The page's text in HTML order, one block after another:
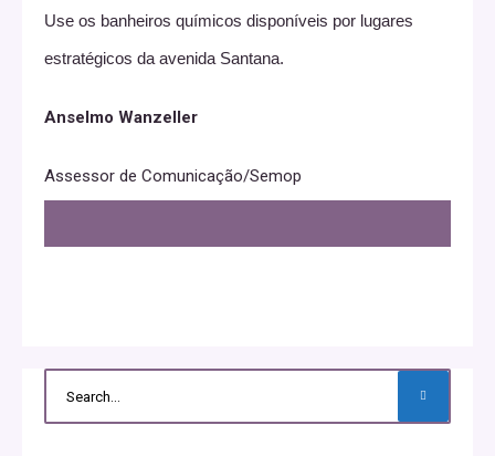
Use os banheiros químicos disponíveis por lugares
estratégicos da avenida Santana.
Anselmo Wanzeller
Assessor de Comunicação/Semop